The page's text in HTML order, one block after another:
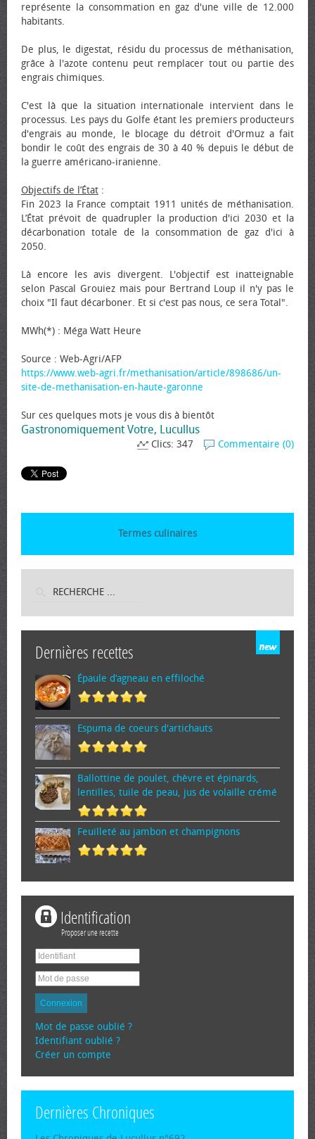
représente la consommation en gaz d'une ville de 12.000
habitants.
De plus, le digestat, résidu du processus de méthanisation,
grâce à l'azote contenu peut remplacer tout ou partie des
engrais chimiques.
C'est là que la situation internationale intervient dans le
processus. Les pays du Golfe étant les premiers producteurs
d'engrais au monde, le blocage du détroit d'Ormuz a fait
bondir le coût des engrais de 30 à 40 % depuis le début de
la guerre américano-iranienne.
Objectifs de l’État :
Fin 2023 la France comptait 1911 unités de méthanisation.
L’État prévoit de quadrupler la production d'ici 2030 et la
décarbonation totale de la consommation de gaz d'ici à
2050.
Là encore les avis divergent. L'objectif est inatteignable
selon Pascal Grouiez mais pour Bertrand Loup il n'y pas le
choix "Il faut décarboner. Et si c'est pas nous, ce sera Total".
MWh(*) : Méga Watt Heure
Source : Web-Agri/AFP
https://www.web-agri.fr/methanisation/article/898686/un-
site-de-methanisation-en-haute-garonne
Sur ces quelques mots je vous dis à bientôt
Gastronomiquement Votre, Lucullus
Commentaire (0)
Clics: 347
Termes culinaires
Dernières recettes
Épaule d’agneau en effiloché
Espuma de cœurs d'artichauts
Ballottine de poulet, chèvre et épinards,
lentilles, tuile de peau, jus de volaille crémé
Feuilleté au jambon et champignons
Identification
Proposer une recette
Connexion
Mot de passe oublié ?
Identifiant oublié ?
Créer un compte
Dernières Chroniques